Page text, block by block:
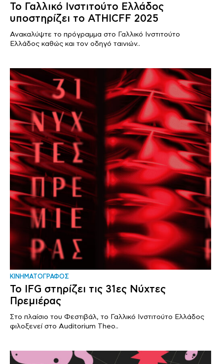
Το Γαλλικό Ινστιτούτο Ελλάδος
υποστηρίζει το ΑΤΗΙCFF 2025
Ανακαλύψτε το πρόγραμμα στο Γαλλικό Ινστιτούτο
Ελλάδος καθώς και τον οδηγό ταινιών..
ΚΙΝΗΜΑΤΟΓΡΑΦΟΣ
Το IFG στηρίζει τις 31ες Νύχτες
Πρεμιέρας
Στο πλαίσιο του Φεστιβάλ, το Γαλλικό Ινστιτούτο Ελλάδος
φιλοξενεί στο Auditorium Theo..